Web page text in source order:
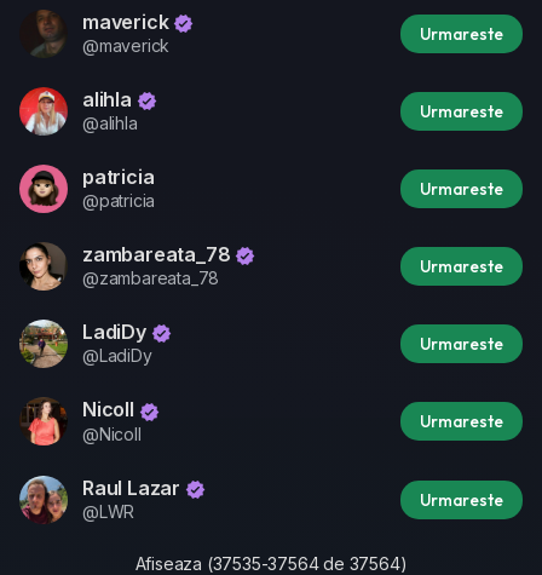
maverick
@maverick
Urmareste
alihla
@alihla
Urmareste
patricia
@patricia
Urmareste
zambareata_78
@zambareata_78
Urmareste
LadiDy
@LadiDy
Urmareste
Nicoll
@Nicoll
Urmareste
Raul Lazar
@LWR
Urmareste
Afiseaza (37535-37564 de 37564)